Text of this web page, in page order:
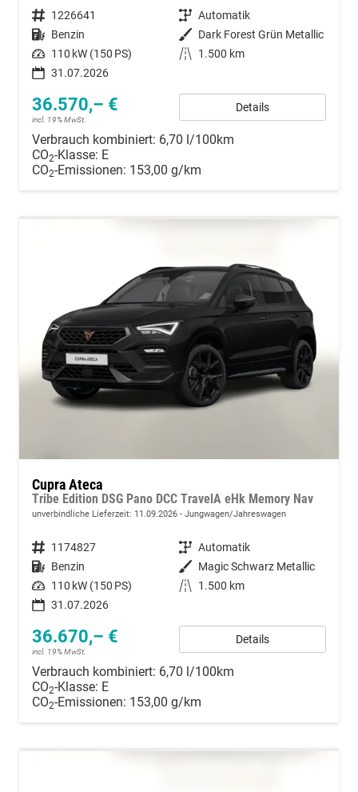
Fahrzeugnummer 1226641 Getriebe Automatik
Kraftstoff Benzin Außenfarbe Dark Forest Grün Metallic
Leistung 110 kW (150 PS) Kilometerstand
1.500 km
31.07.2026
36.570,– €
incl. 19% MwSt.
Details
Verbrauch kombiniert: 6,70 l/100km
CO2-Klasse: E
CO2-Emissionen: 153,00 g/km
Cupra Ateca
Tribe Edition DSG Pano DCC TravelA eHk Memory Nav
unverbindliche Lieferzeit: 11.09.2026 Jungwagen/Jahreswagen
Fahrzeugnummer 1174827 Getriebe Automatik
Kraftstoff Benzin Außenfarbe Magic Schwarz Metallic
Leistung 110 kW (150 PS) Kilometerstand
1.500 km
31.07.2026
36.670,– €
incl. 19% MwSt.
Details
Verbrauch kombiniert: 6,70 l/100km
CO2-Klasse: E
CO2-Emissionen: 153,00 g/km